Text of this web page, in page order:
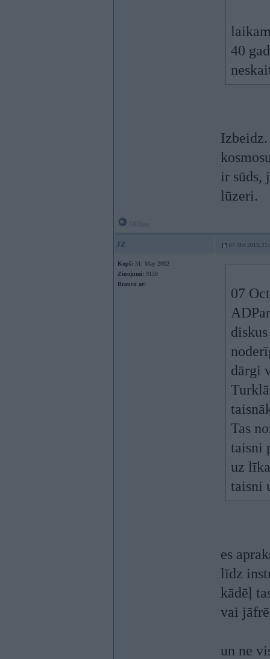
40
ir sūds,
lūzeri.
JZ 07. Oct 2013,
Kopš: 31. May 2002
Ziņojumi: 9159
Braucu ar:
07
dārgi
Tas
taisni
uz
taisni
es
līdz
kādēļ
vai
un ne